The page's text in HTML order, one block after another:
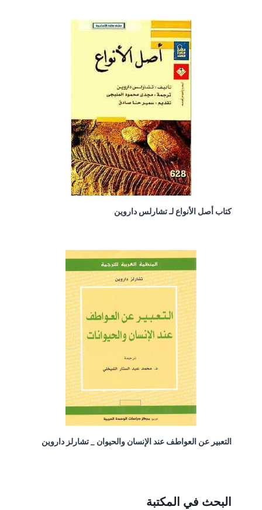
كتاب أصل الأنواع لـ تشارلس داروين
التعبير عن العواطف عند الإنسان والحيوان _ تشارلز داروين
البحث في المكتبة